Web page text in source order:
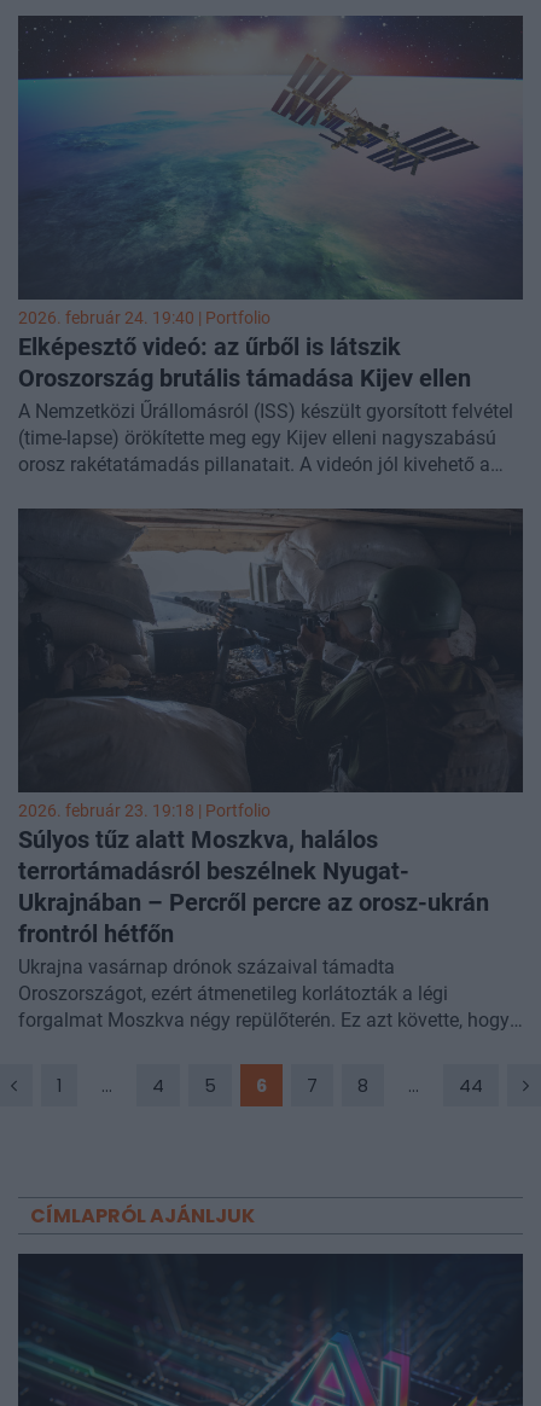
komoly kihívást jelenthet. A misszió szigorú feltétele, hogy
a harcok során a felek valamilyen fegyverszünetet
kössenek egymással. Svéd katonák semlegesítettek egy
orosz drónt a francia Charles de Gaulle atommeghajtású
repülőgép-hordozó közelében a malmöi kikötőben. A pilóta
nélküli eszközt elektronikus hadviselési rendszerekkel
iktatták ki - tudósított a
Militarnyi
frissül az orosz-ukrán háború legfrissebb eseményeivel.
2026. február 24. 19:40 | Portfolio
Elképesztő videó: az űrből is látszik
Oroszország brutális támadása Kijev ellen
A Nemzetközi Űrállomásról (ISS) készült gyorsított felvétel
(time-lapse) örökítette meg egy Kijev elleni nagyszabású
orosz rakétatámadás pillanatait. A videón jól kivehető a
légvédelem tevékenysége is - számolt be az
United24Media
2026. február 23. 19:18 | Portfolio
Súlyos tűz alatt Moszkva, halálos
terrortámadásról beszélnek Nyugat-
Ukrajnában – Percről percre az orosz-ukrán
frontról hétfőn
Ukrajna vasárnap drónok százaival támadta
Oroszországot, ezért átmenetileg korlátozták a légi
forgalmat Moszkva négy repülőterén. Ez azt követte, hogy
tömeges csapássorozatot Ukrajnára vasárnapra virradóan,
elnök szerint orosz terrorcselekmény történt. Steve Witkoff,
Donald Trump amerikai elnök különmegbízottja elárulta: az
ukrajnai háború lezárása a "vezetők szintjén" ütközik
várható, ami akár orosz-ukrán csúcstalálkozóhoz is
vezethet. Ezen Trump csak akkor venne részt, ha úgy érzi,
képes azt "kiteljesíteni", és a "legjobb eredményt" elérni.
Orosz sajtóhírek szerint most csütörtökön folytatódhat a
1 ... 4 5 6 7 8 ... 44
CÍMLAPRÓL AJÁNLJUK